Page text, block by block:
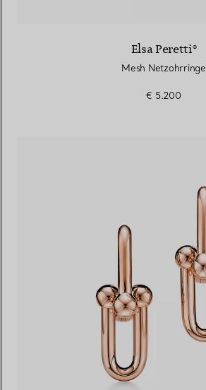
Elsa Peretti®
Mesh Netzohrringe
€ 5.200